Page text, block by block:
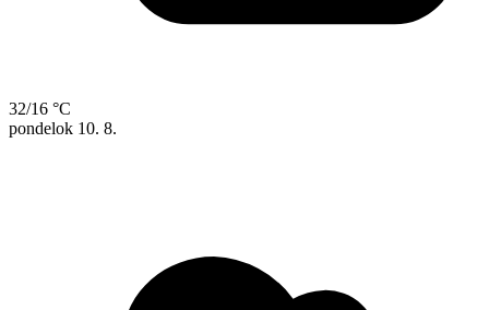
32/16 °C
pondelok 10. 8.